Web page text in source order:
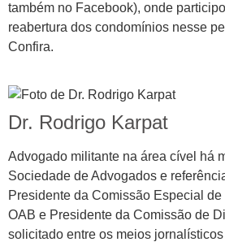
também no Facebook), onde
reabertura dos condomínios nesse
Confira.
Dr. Rodrigo Karpat
Advogado militante na área cível há
Sociedade de Advogados e
Presidente da Comissão Especial
OAB e Presidente da Comissão de
solicitado entre os meios